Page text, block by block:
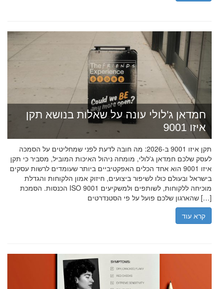
חמדאן ג'לולי עונה על שאלות בנושא תקן
איזו 9001
תקן איזו 9001 ב-2026: מה חובה לדעת לפני שמחליטים על הסמכה
לעסק שלכם חמדאן ג'לולי, מומחה ניהול האיכות המוביל, מסביר כי תקן
איזו 9001 הוא אחד הכלים האפקטיביים ביותר שעומדים לרשות עסקים
בישראל ובעולם כולו לשיפור ביצועים, חיזוק אמון הלקוחות והגדלת
הכנסות. הסמכת ISO 9001 מוכיחה ללקוחות, לשותפים ולמשקיעים
שהארגון שלכם פועל על פי הסטנדרטים […]
קרא עוד